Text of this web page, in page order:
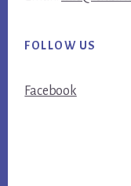
FOLLOW US
Facebook